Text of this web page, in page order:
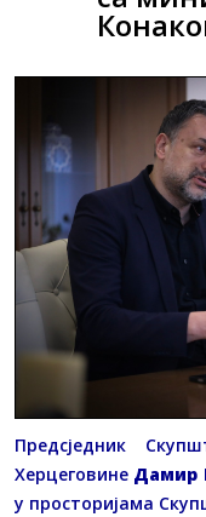
Предсједник
Херцеговине Дамир
у просторијама